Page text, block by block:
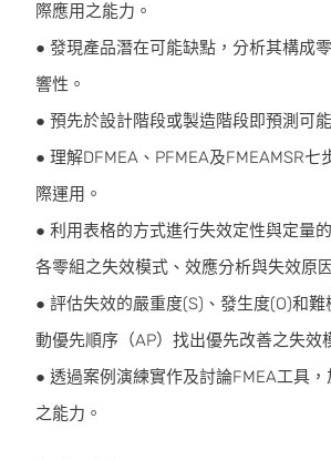
際應用之能力。
● 發現產品潛在可能缺點，分析其構成
響性。
● 預先於設計階段或製造階段即預測可
● 理解DFMEA、PFMEA及FMEAMSR七
際運用。
● 利用表格的方式進行失效定性與定量
各零組之失效模式、效應分析與失效原
● 評估失效的嚴重度(S)、發生度(O)和
動優先順序（AP）找出優先改善之失效
● 透過案例演練實作及討論FMEA工具
之能力。